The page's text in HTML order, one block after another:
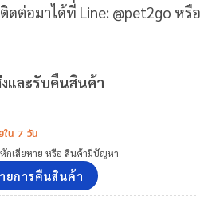
ดต่อมาได้ที่ Line: @pet2go หรือ
และรับคืนสินค้า
ใน 7 วัน
กเสียหาย หรือ สินค้ามีปัญหา
ยการคืนสินค้า